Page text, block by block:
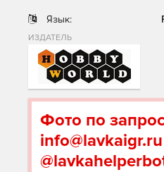
Язык:
ИЗДАТЕЛЬ
Фото по